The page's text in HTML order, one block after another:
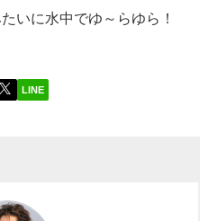
いに水中でゆ～らゆら！
LINE